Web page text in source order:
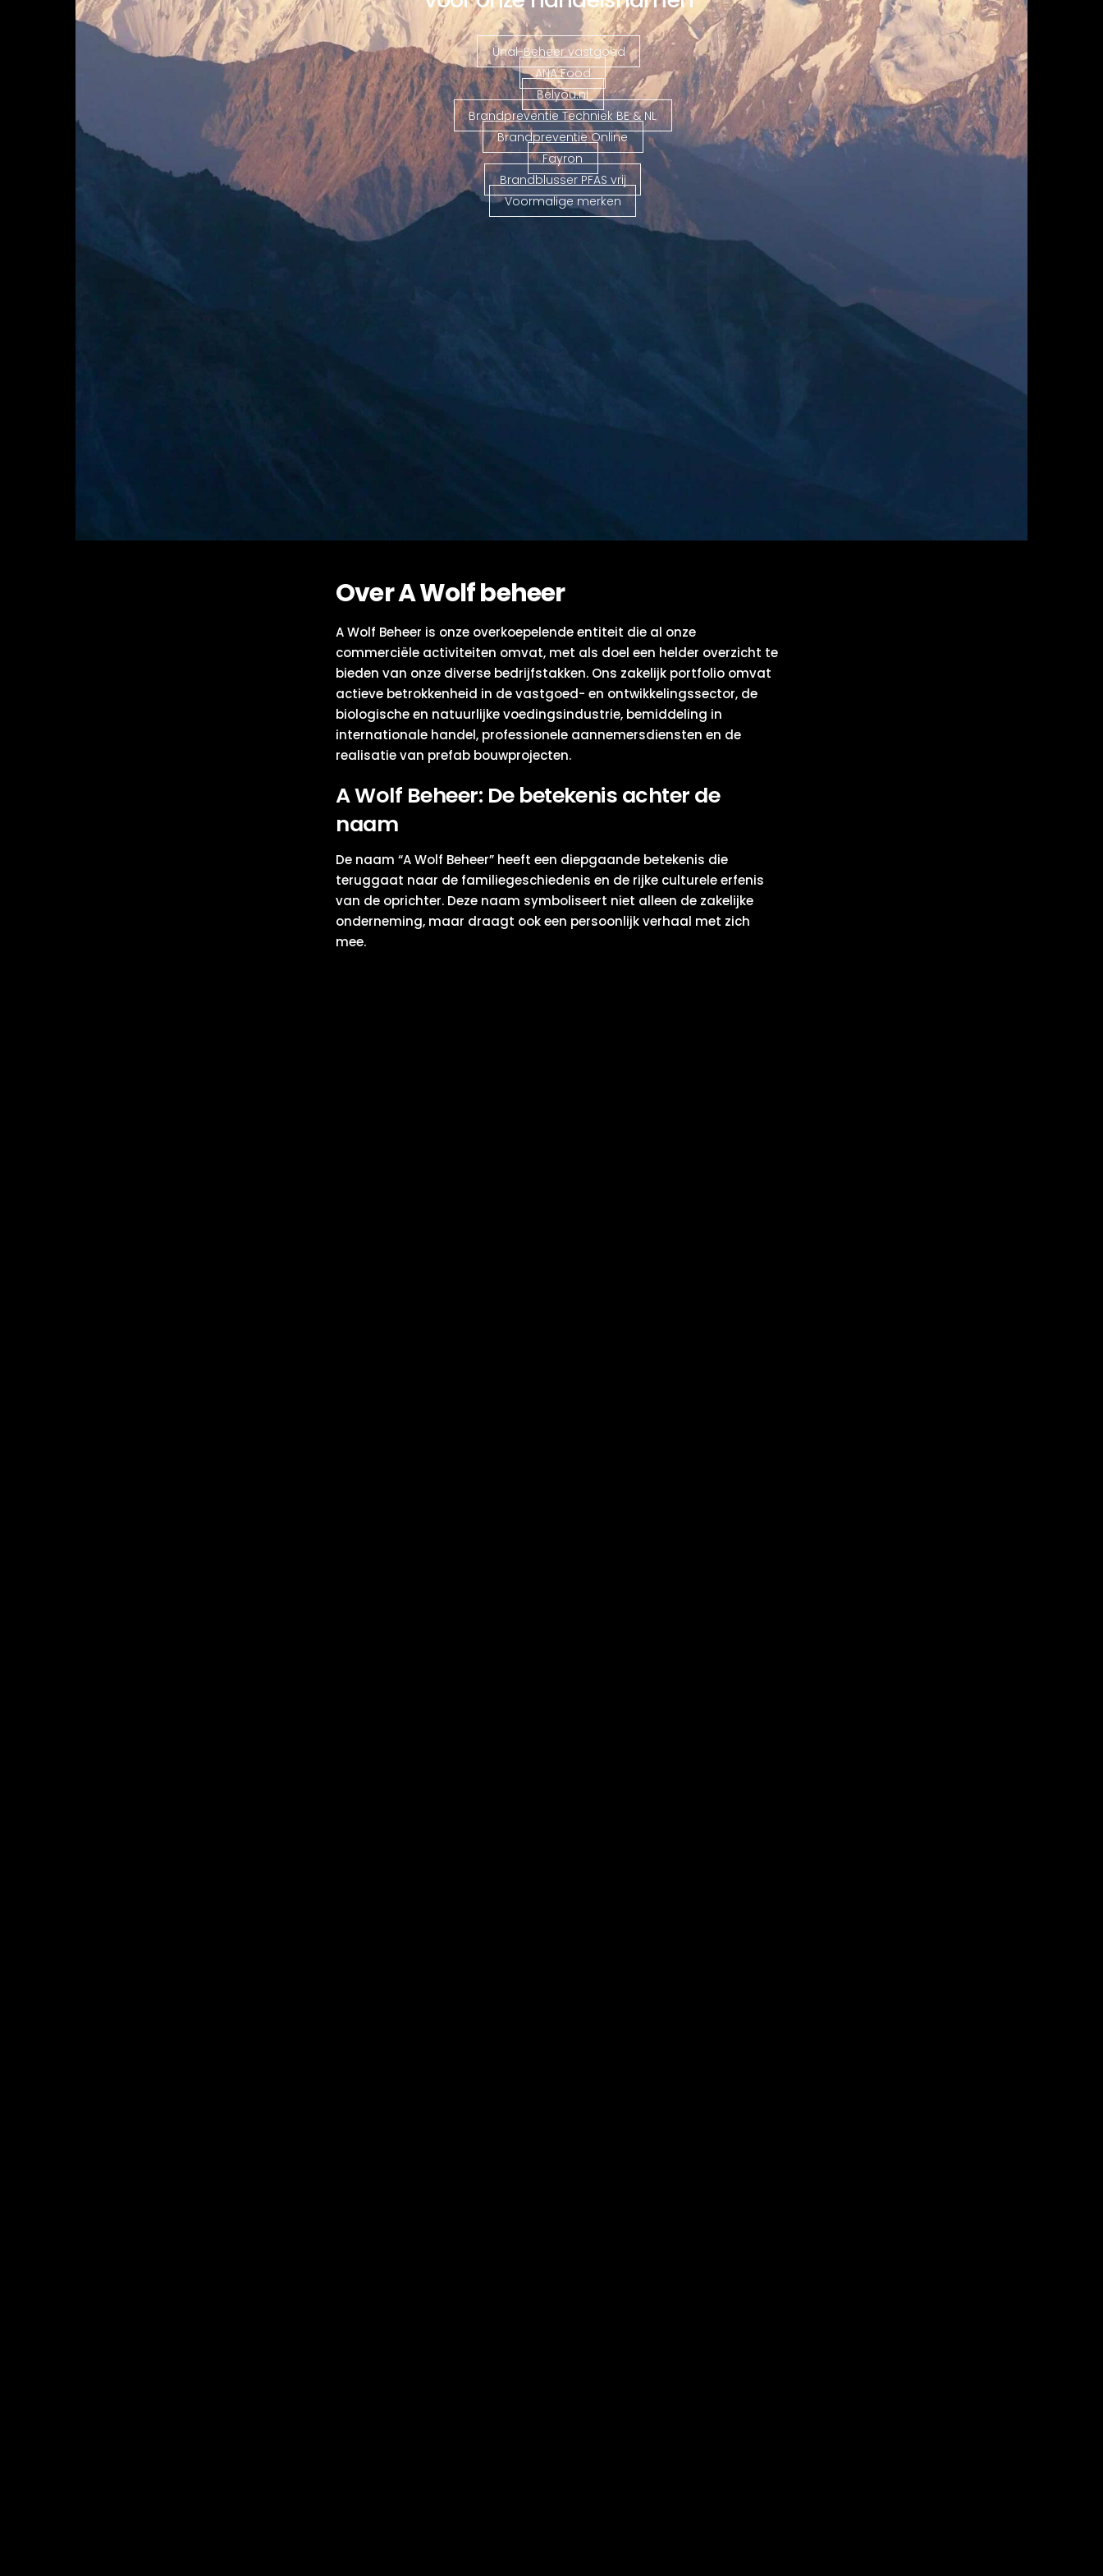
Ünal-Beheer vastgoed
ANA Food
Belyou.nl
Brandpreventie Techniek BE & NL
Brandpreventie Online
Fayron
Brandblusser PFAS vrij
Voormalige merken
Over A Wolf beheer
A Wolf Beheer is onze overkoepelende entiteit die al onze
commerciële activiteiten omvat, met als doel een helder overzicht te
bieden van onze diverse bedrijfstakken. Ons zakelijk portfolio omvat
actieve betrokkenheid in de vastgoed- en ontwikkelingssector, de
biologische en natuurlijke voedingsindustrie, bemiddeling in
internationale handel, professionele aannemersdiensten en de
realisatie van prefab bouwprojecten.
A Wolf Beheer: De betekenis achter de
naam
De naam “A Wolf Beheer” heeft een diepgaande betekenis die
teruggaat naar de familiegeschiedenis en de rijke culturele erfenis
van de oprichter. Deze naam symboliseert niet alleen de zakelijke
onderneming, maar draagt ook een persoonlijk verhaal met zich
mee.